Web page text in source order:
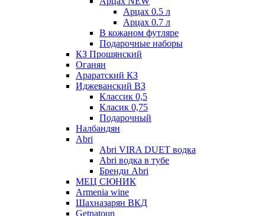
Арцах 0.5 л
Арцах 0.7 л
В кожаном футляре
Подарочные наборы
КЗ Прошянский
Оганян
Араратский КЗ
Иджеванский ВЗ
Классик 0,5
Класик 0,75
Подарочный
Налбандян
Abri
Abri VIRA DUET водка
Abri водка в тубе
Бренди Abri
МЕЦ СЮНИК
Armenia wine
Шахназарян ВКД
Getnatoun